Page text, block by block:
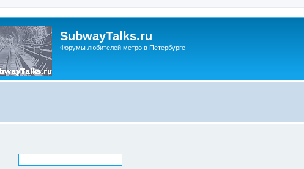
SubwayTalks.ru
Форумы любителей метро в Петербурге